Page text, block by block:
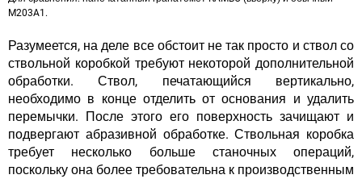
M203A1.
Разумеется, на деле все обстоит не так просто и ствол со
ствольной коробкой требуют некоторой дополнительной
обработки. Ствол, печатающийся вертикально,
необходимо в конце отделить от основания и удалить
перемычки. После этого его поверхность зачищают и
подвергают абразивной обработке. Ствольная коробка
требует несколько больше станочных операций,
поскольку она более требовательна к производственным